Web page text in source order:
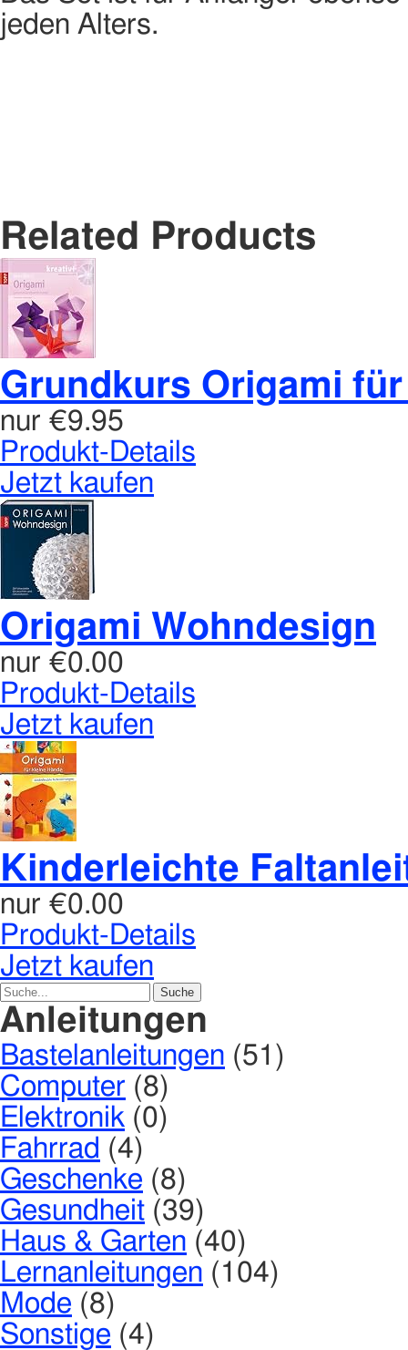
jeden Alters.
Related Products
Grundkurs Origami
nur €9.95
Produkt-Details
Jetzt kaufen
Origami Wohndesign
nur €0.00
Produkt-Details
Jetzt kaufen
Kinderleichte
nur €0.00
Produkt-Details
Jetzt kaufen
Anleitungen
Bastelanleitungen (51)
Computer (8)
Elektronik (0)
Fahrrad (4)
Geschenke (8)
Gesundheit (39)
Haus & Garten (40)
Lernanleitungen (104)
Mode (8)
Sonstige (4)